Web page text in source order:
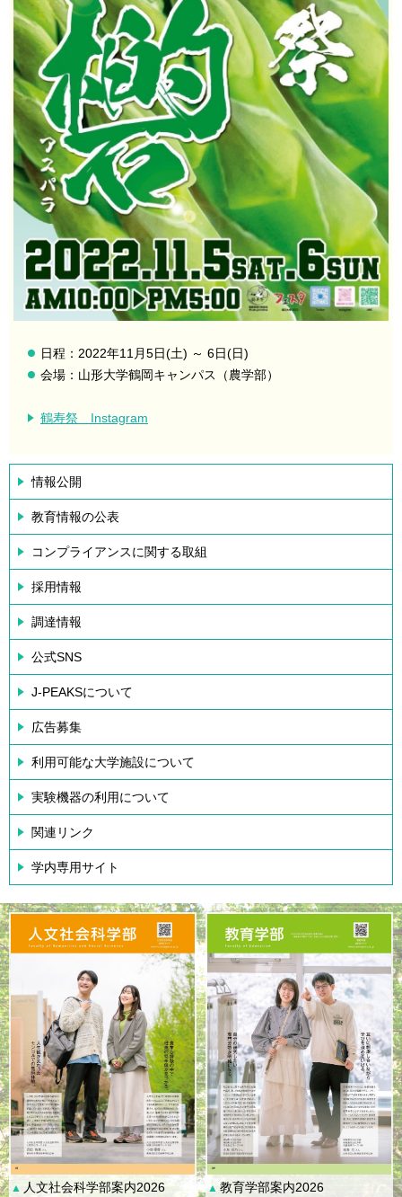
日程：2022年11月5日(土) ～ 6日(日)
会場：山形大学鶴岡キャンパス（農学部）
鶴寿祭 Instagram
情報公開
教育情報の公表
コンプライアンスに関する取組
採用情報
調達情報
公式SNS
J-PEAKSについて
広告募集
利用可能な大学施設について
実験機器の利用について
関連リンク
学内専用サイト
▲ 人文社会科学部案内2026 ▲ 教育学部案内2026